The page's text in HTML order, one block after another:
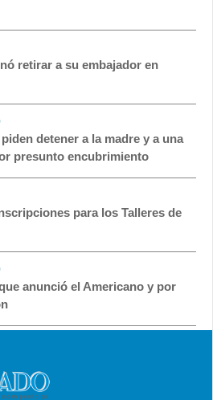
retirar a su embajador en
detener a la madre y a una
presunto encubrimiento
para los Talleres de
anunció el Americano y por